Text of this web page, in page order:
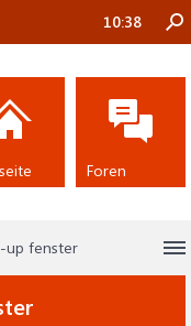
up fenster
10:38
Foren